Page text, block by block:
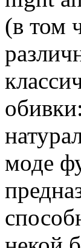
(в том
моде